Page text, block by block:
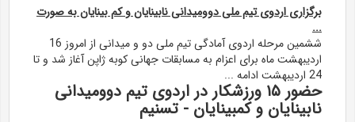
برگزاری اردوی تیم ملی دوومیدانی نابینایان و کم بینایان به صورت
...
ششمین مرحله اردوی آمادگی تیم ملی دو و میدانی از امروز 16
اردیبهشت ماه برای اعزام به مسابقات جهانی کوبه ژاپن آغاز شد و تا
24 اردیبهشت ادامه ...
حضور ۱۵ ورزشکار در اردوی تیم دوومیدانی
نابینایان و کمبینایان - تسنیم